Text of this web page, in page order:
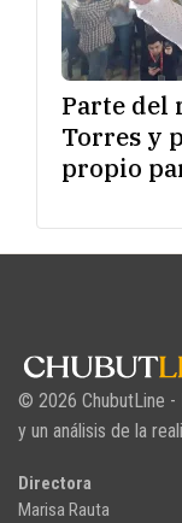
Parte del
Torres y
propio
© 2026 ChubutLine -
y un análisis de la
Directora
Marisa Rauta